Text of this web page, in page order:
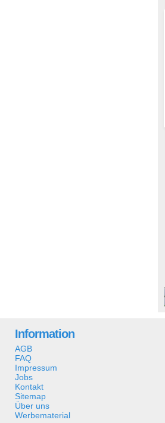
Information
AGB
FAQ
Impressum
Jobs
Kontakt
Sitemap
Über uns
Werbematerial